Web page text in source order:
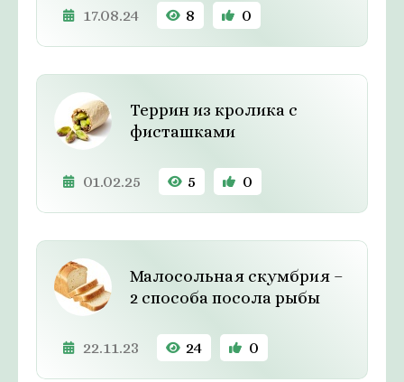
17.08.24 8 0
Террин из кролика с
фисташками
01.02.25 5 0
Малосольная скумбрия –
2 способа посола рыбы
22.11.23 24 0